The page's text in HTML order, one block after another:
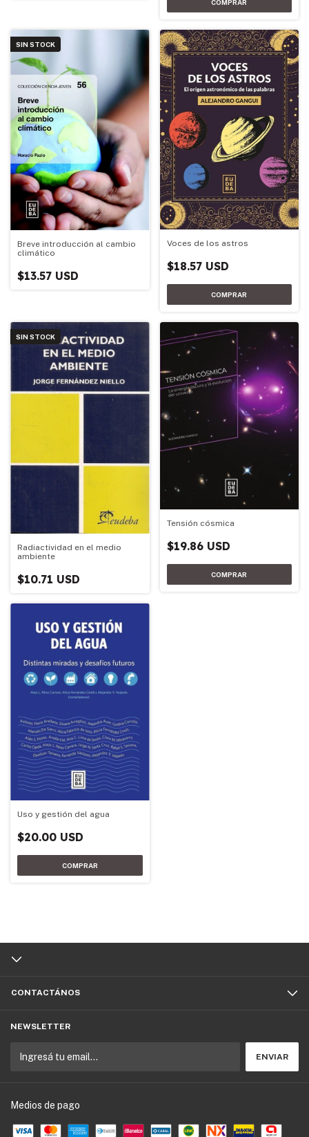
SIN STOCK
Breve introducción al cambio
climático
$13.57 USD
Voces de los astros
$18.57 USD
SIN STOCK
Radiactividad en el medio
ambiente
$10.71 USD
Tensión cósmica
$19.86 USD
Uso y gestión del agua
$20.00 USD
CONTACTÁNOS
NEWSLETTER
Medios de pago